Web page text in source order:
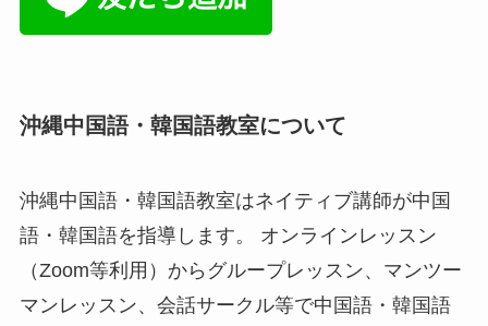
沖縄中国語・韓国語教室について
沖縄中国語・韓国語教室はネイティブ講師が中国
語・韓国語を指導します。 オンラインレッスン
（Zoom等利用）からグループレッスン、マンツー
マンレッスン、会話サークル等で中国語・韓国語